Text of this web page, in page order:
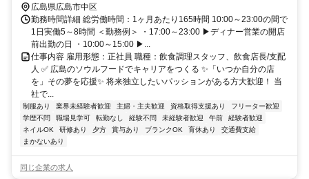
広島県広島市中区
勤務時間詳細 総労働時間：1ヶ月あたり165時間 10:00～23:00の間で
1日実働5～8時間 ＜勤務例＞ ・17:00～23:00 ▶ディナー営業の開店
前出勤の日 ・10:00～15:00 ▶...
仕事内容 雇用形態：正社員 職種：飲食調理スタッフ、飲食店長/支配
人 ✅ 広島のソウルフードでキャリアをつくる ✨「いつか自分の店
を」その夢を応援✨ 将来独立したいパッションがある方大歓迎！ 当
社で...
制服あり 業界未経験者歓迎 主婦・主夫歓迎 資格取得支援あり
フリーター歓迎
学歴不問
職場見学可 転勤なし 経験不問 未経験者歓迎 午前
経験者歓迎
ネイルOK
研修あり 夕方 賞与あり ブランクOK 育休あり
交通費支給
まかないあり
同じ企業の求人